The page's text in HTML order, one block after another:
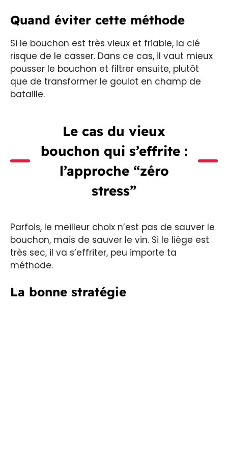
Quand éviter cette méthode
Si le bouchon est très vieux et friable, la clé
risque de le casser. Dans ce cas, il vaut mieux
pousser le bouchon et filtrer ensuite, plutôt
que de transformer le goulot en champ de
bataille.
Le cas du vieux
bouchon qui s’effrite :
l’approche “zéro
stress”
Parfois, le meilleur choix n’est pas de sauver le
bouchon, mais de sauver le vin. Si le liège est
très sec, il va s’effriter, peu importe ta
méthode.
La bonne stratégie